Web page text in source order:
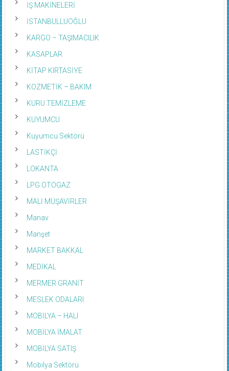
İŞ MAKİNELERİ
İSTANBULLUOĞLU
KARGO – TAŞIMACILIK
KASAPLAR
KİTAP KIRTASİYE
KOZMETİK – BAKIM
KURU TEMİZLEME
KUYUMCU
Kuyumcu Sektörü
LASTİKÇİ
LOKANTA
LPG OTOGAZ
MALİ MÜŞAVİRLER
Manav
Manşet
MARKET BAKKAL
MEDİKAL
MERMER GRANİT
MESLEK ODALARI
MOBİLYA – HALI
MOBİLYA İMALAT
MOBİLYA SATIŞ
Mobilya Sektörü